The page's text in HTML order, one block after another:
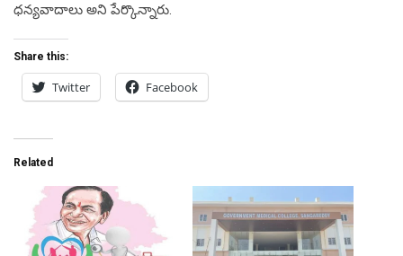
ధన్యవాదాలు అని పేర్కొన్నారు.
Share this:
Twitter Facebook
Related